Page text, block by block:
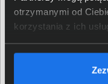
otrzymanymi od
korzystania z ich
1 063,00 zł
netto: 864,23 zł
Włóż do torby